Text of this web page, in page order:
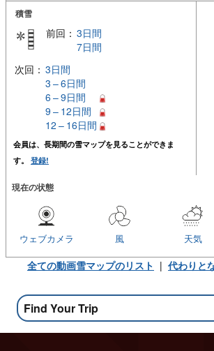
積雪
前回： 3日間
7日間
次回： 3日間
3 – 6日間
6 – 9日間
9 – 12日間
12 – 16日間
会員は、長期間の雪マップを見ることができま
す。 登録!
現在の状態
天気
風
ウェブカメラ
全ての動画雪マップのリスト | 代わりと
Find Your Trip